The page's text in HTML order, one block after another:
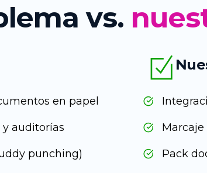
vs.
en papel
y auditorías
punching) Pack